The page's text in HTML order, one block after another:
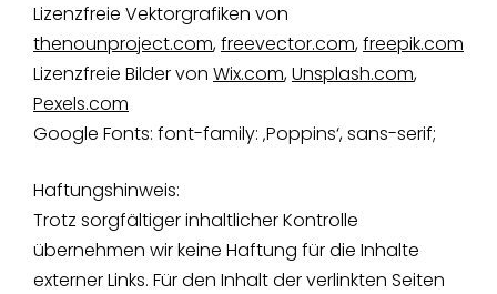
Lizenzfreie Vektorgrafiken von
thenounproject.com,freevector.com,freepik.com
Lizenzfreie Bilder von Wix.com,Unsplash.com,
Pexels.com
Google Fonts: font-family: ‚Poppins‘, sans-serif;
Haftungshinweis:
Trotz sorgfältiger inhaltlicher Kontrolle
übernehmen wir keine Haftung für die Inhalte
externer Links. Für den Inhalt der verlinkten Seiten